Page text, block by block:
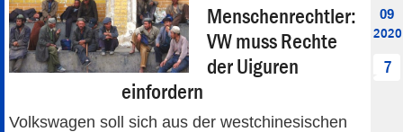
Menschenrechtler:
VW muss Rechte
der Uiguren
einfordern
Volkswagen soll sich aus der westchinesischen
09
2020
7